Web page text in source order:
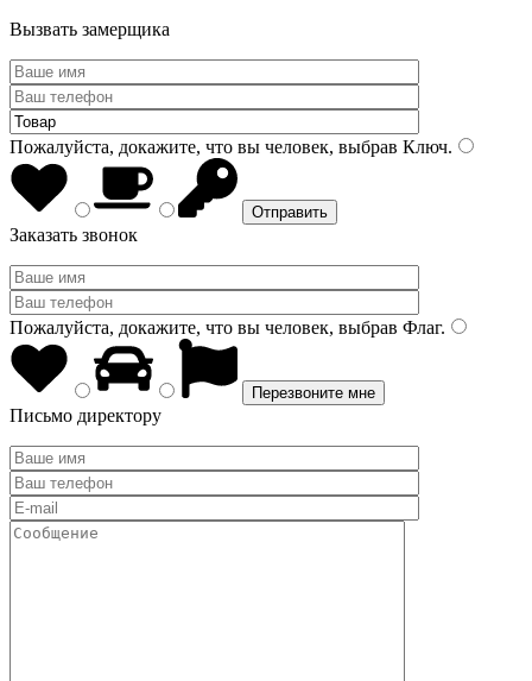
Вызвать замерщика
Пожалуйста, докажите, что вы человек, выбрав Ключ.
Заказать звонок
Пожалуйста, докажите, что вы человек, выбрав Флаг.
Письмо директору